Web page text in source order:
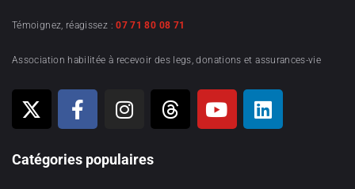
Témoignez, réagissez :07 71 80 08 71
Association habilitée à recevoir des legs, donations et assurances-vie
Catégories populaires